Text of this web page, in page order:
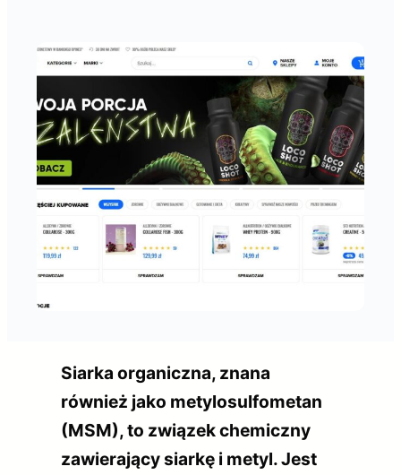
Siarka organiczna, znana
również jako metylosulfometan
(MSM), to związek chemiczny
zawierający siarkę i metyl. Jest